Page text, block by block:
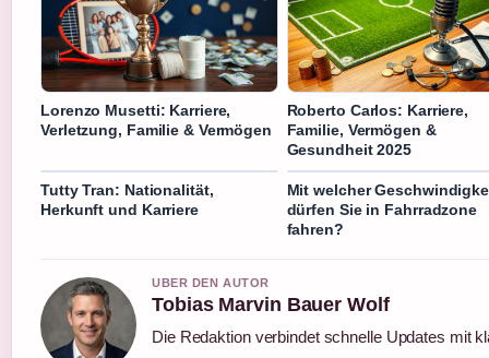
Lorenzo Musetti: Karriere,
Verletzung, Familie & Vermögen
Roberto Carlos: Karriere,
Familie, Vermögen &
Gesundheit 2025
Tutty Tran: Nationalität,
Herkunft und Karriere
Mit welcher
dürfen Sie in Fahrradzone
fahren?
UBER DEN AUTOR
Tobias Marvin Bauer Wolf
Die Redaktion verbindet schnelle Updates mit